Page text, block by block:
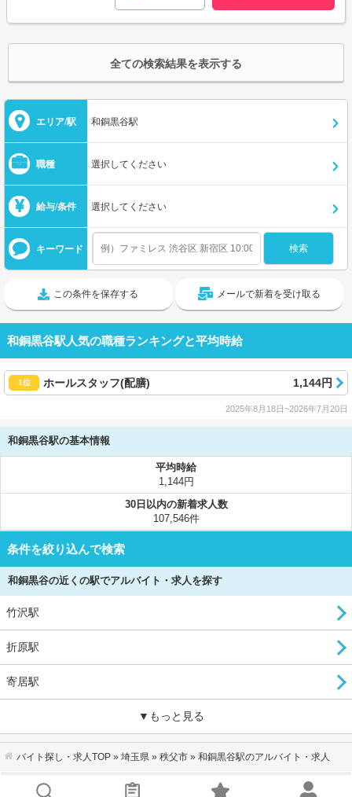
全ての検索結果を表示する
エリア/駅 和銅黒谷駅
職種 選択してください
給与/条件 選択してください
キーワード
この条件を保存する メールで新着を受け取る
和銅黒谷駅人気の職種ランキングと平均時給
1位 ホールスタッフ(配膳) 1,144円
2025年8月18日~2026年7月20日
和銅黒谷駅の基本情報
平均時給
1,144円
30日以内の新着求人数
107,546件
条件を絞り込んで検索
和銅黒谷の近くの駅でアルバイト・求人を探す
竹沢駅
折原駅
寄居駅
▼もっと見る
バイト探し・求人TOP » 埼玉県 » 秩父市 » 和銅黒谷駅のアルバイト・求人
会社概要 ｜個人情報の取り扱いについて
お問い合わせ